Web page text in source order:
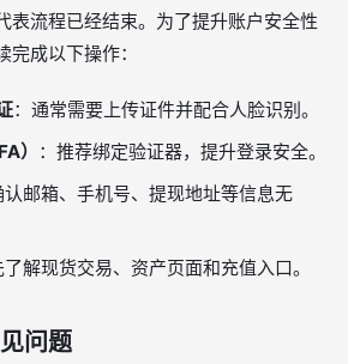
表流程已经结束。为了提升账户安全性
成以下操作：
：通常需要上传证件并配合人脸识别。
） ：推荐绑定验证器，提升登录安全。
认邮箱、手机号、提现地址等信息无
了解现货交易、资产页面和充值入口。
问题